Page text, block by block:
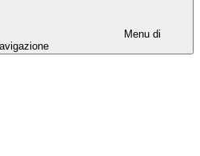
Menu di